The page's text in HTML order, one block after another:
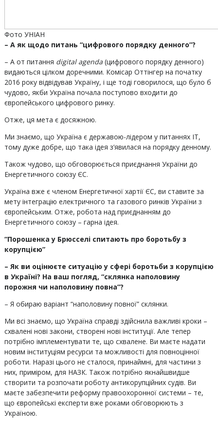
Фото УНІАН
– А як щодо питань “цифрового порядку денного”?
– А от питання digital agenda(цифрового порядку денного)
видаються цілком доречними. Комісар Оттінгер на початку
2016 року відвідував Україну, і ще тоді говорилося, що було б
чудово, якби Україна почала поступово входити до
європейського цифрового ринку.
Отже, ця мета є досяжною.
Ми знаємо, що Україна є державою-лідером у питаннях IT,
тому дуже добре, що така ідея з’явилася на порядку денному.
Також чудово, що обговорюється приєднання України до
Енергетичного союзу ЄС.
Україна вже є членом Енергетичної хартії ЄС, ви ставите за
мету інтеграцію електричного та газового ринків України з
європейським. Отже, робота над приєднанням до
Енергетичного союзу – гарна ідея.
“Порошенка у Брюсселі спитають про боротьбу з
корупцією”
– Як ви оцінюєте ситуацію у сфері боротьби з корупцією
в Україні? На ваш погляд, “склянка наполовину
порожня чи наполовину повна”?
– Я обираю варіант “наполовину повної” склянки.
Ми всі знаємо, що Україна справді здійснила важливі кроки –
схвалені нові закони, створені нові інституції. Але тепер
потрібно імплементувати те, що схвалене. Ви маєте надати
новим інституціям ресурси та можливості для повноцінної
роботи. Наразі цього не сталося, принаймні, для частини з
них, приміром, для НАЗК. Також потрібно якнайшвидше
створити та розпочати роботу антикорупційних судів. Ви
маєте забезпечити реформу правоохоронної системи – те,
що європейські експерти вже роками обговорюють з
Україною.